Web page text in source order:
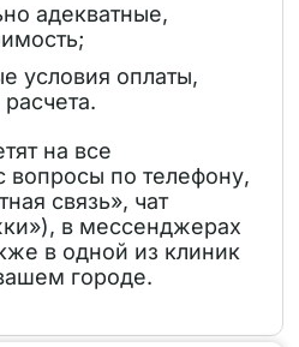
адекватные,
условия оплаты,
на все
вопросы по телефону,
связь», чат
в мессенджерах
в одной из клиник
городе.